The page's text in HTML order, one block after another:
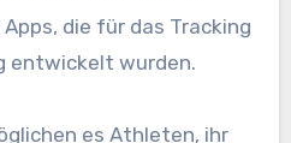
die für das Tracking
entwickelt wurden.
es Athleten, ihr